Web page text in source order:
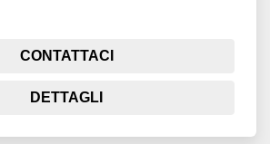
CONTATTACI
DETTAGLI